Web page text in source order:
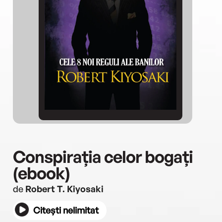
Conspirația celor bogați
(ebook)
de Robert T. Kiyosaki
Citești nelimitat